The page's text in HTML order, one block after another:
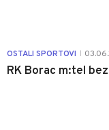
OSTALI SPORTOVI
RK Borac m:tel